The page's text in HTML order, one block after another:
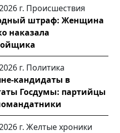
г. Происшествия
штраф: Женщина
наказала
г. Политика
кандидаты в
Госдумы: партийцы
г. Желтые хроники